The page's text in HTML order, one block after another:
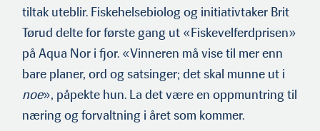
tiltak uteblir. Fiskehelsebiolog og initiativtaker Brit
Tørud delte for første gang ut «Fiskevelferdprisen»
på Aqua Nor i fjor. «Vinneren må vise til mer enn
bare planer, ord og satsinger; det skal munne ut i
noe», påpekte hun. La det være en oppmuntring til
næring og forvaltning i året som kommer.